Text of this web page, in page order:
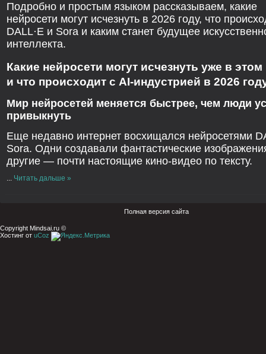
Подробно и простым языком рассказываем, какие
нейросети могут исчезнуть в 2026 году, что
DALL·E и Sora и каким станет будущее
интеллекта.
Какие нейросети могут исчезнуть уже в
и что происходит с AI-индустрией в 2026
Мир нейросетей меняется быстрее, чем люди
привыкнуть
Еще недавно интернет восхищался нейросетями
Sora. Одни создавали фантастические
другие — почти настоящие кино-видео по тексту.
Читать дальше »
Полная версия сайта
Copyright Mindsai.ru ©
Хостинг от uCoz